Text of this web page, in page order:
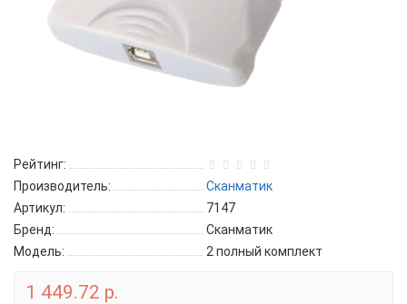
Рейтинг:
Производитель:
Сканматик
Артикул:
7147
Бренд:
Сканматик
Модель:
2 полный комплект
1 449.72 р.